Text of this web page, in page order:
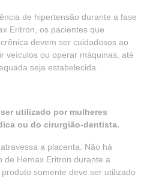
de hipertensão durante a fase
Eritron, os pacientes que
devem ser cuidadosos ao
veículos ou operar máquinas, até
seja estabelecida.
utilizado por mulheres
ou do cirurgião-dentista.
a placenta. Não há
de Hemax Eritron durante a
somente deve ser utilizado